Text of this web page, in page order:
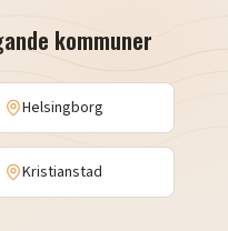
kommuner
Helsingborg
Kristianstad